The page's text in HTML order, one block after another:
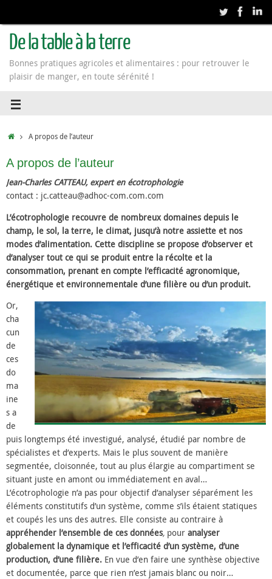
De la table à la terre
Bonnes pratiques agricoles et alimentaires : pour retrouver le
plaisir de manger, en toute sérénité !
A propos de l’auteur
A propos de l’auteur
Jean-Charles CATTEAU, expert en écotrophologie
contact : jc.catteau@adhoc-com.com.com
L’écotrophologie recouvre de nombreux domaines depuis le
champ, le sol, la terre, le climat, jusqu’à notre assiette et nos
modes d’alimentation. Cette discipline se propose d’observer et
d’analyser tout ce qui se produit entre la récolte et la
consommation, prenant en compte l’efficacité agronomique,
énergétique et environnementale d’une filière ou d’un produit.
Or,
cha
cun
de
ces
do
ma
ine
s a
de
puis longtemps été investigué, analysé, étudié par nombre de
spécialistes et d’experts. Mais le plus souvent de manière
segmentée, cloisonnée, tout au plus élargie au compartiment se
situant juste en amont ou immédiatement en aval…
L’écotrophologie n’a pas pour objectif d’analyser séparément les
éléments constitutifs d’un système, comme s’ils étaient statiques
et coupés les uns des autres. Elle consiste au contraire à
appréhender l’ensemble de ces données, pour analyser
globalement la dynamique et l’efficacité d’un système, d’une
production, d’une filière. En vue d’en faire une synthèse objective
et documentée, parce que rien n’est jamais blanc ou noir…